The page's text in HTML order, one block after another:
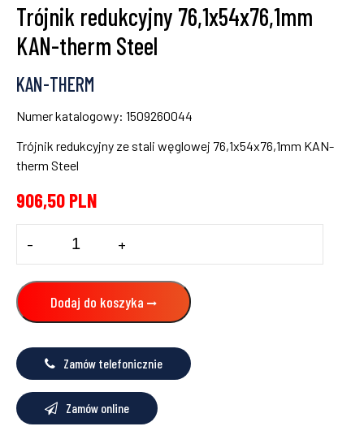
Trójnik redukcyjny 76,1x54x76,1mm
KAN-therm Steel
KAN-THERM
Numer katalogowy: 1509260044
Trójnik redukcyjny ze stali węglowej 76,1x54x76,1mm KAN-
therm Steel
906,50 PLN
Trójnik
redukcyjny
76,1x54x76,1mm
KAN-
therm
Steel
- +
Dodaj do koszyka
Zamów telefonicznie
Zamów online